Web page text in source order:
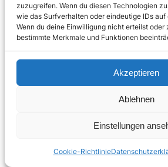
zuzugreifen. Wenn du diesen Technologien
wie das Surfverhalten oder eindeutige IDs
Wenn du deine Einwilligung nicht erteilst
bestimmte Merkmale und Funktionen
Akzeptieren
Ablehnen
Einstellungen
Cookie-Richtlinie
Copyright © 2024